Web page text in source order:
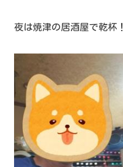
夜は焼津の居酒屋で乾杯！